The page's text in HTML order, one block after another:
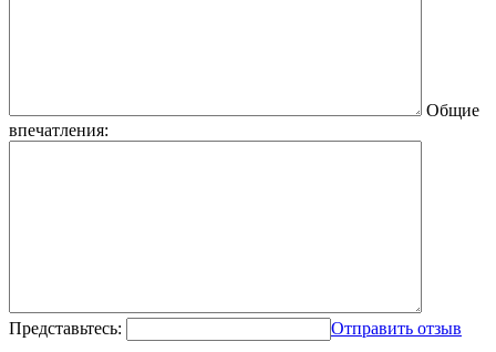
Общие
впечатления:
Представьтесь: Отправить отзыв